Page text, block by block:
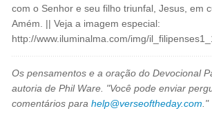
com o Senhor e seu filho triunfal, Jesus, em
Amém. || Veja a imagem especial:
http://www.iluminalma.com/img/
Os pensamentos e a oração do Devocional
autoria de Phil Ware. "Você pode enviar
comentários parahelp@verseoftheday.com ."